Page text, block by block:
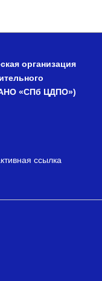
организация
«СПб ЦДПО»)
ссылка